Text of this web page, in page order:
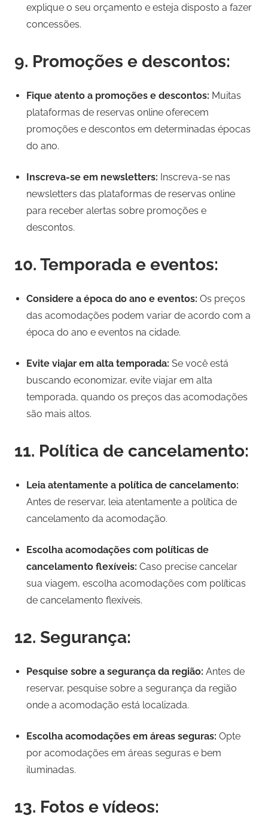
explique o seu orçamento e esteja disposto a fazer
concessões.
9. Promoções e descontos:
Fique atento a promoções e descontos: Muitas
plataformas de reservas online oferecem
promoções e descontos em determinadas épocas
do ano.
Inscreva-se em newsletters: Inscreva-se nas
newsletters das plataformas de reservas online
para receber alertas sobre promoções e
descontos.
10. Temporada e eventos:
Considere a época do ano e eventos: Os preços
das acomodações podem variar de acordo com a
época do ano e eventos na cidade.
Evite viajar em alta temporada: Se você está
buscando economizar, evite viajar em alta
temporada, quando os preços das acomodações
são mais altos.
11. Política de cancelamento:
Leia atentamente a política de cancelamento:
Antes de reservar, leia atentamente a política de
cancelamento da acomodação.
Escolha acomodações com políticas de
cancelamento flexíveis: Caso precise cancelar
sua viagem, escolha acomodações com políticas
de cancelamento flexíveis.
12. Segurança:
Pesquise sobre a segurança da região: Antes de
reservar, pesquise sobre a segurança da região
onde a acomodação está localizada.
Escolha acomodações em áreas seguras: Opte
por acomodações em áreas seguras e bem
iluminadas.
13. Fotos e vídeos: